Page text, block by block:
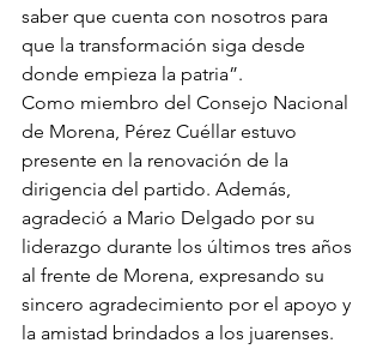
saber que cuenta con nosotros para
que la transformación siga desde
donde empieza la patria”.
Como miembro del Consejo Nacional
de Morena, Pérez Cuéllar estuvo
presente en la renovación de la
dirigencia del partido. Además,
agradeció a Mario Delgado por su
liderazgo durante los últimos tres años
al frente de Morena, expresando su
sincero agradecimiento por el apoyo y
la amistad brindados a los juarenses.